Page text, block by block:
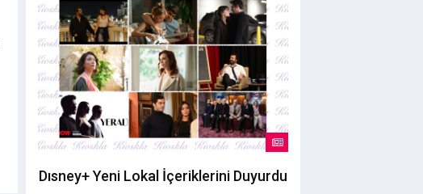
Dısney+ Yeni Lokal İçeriklerini Duyurdu